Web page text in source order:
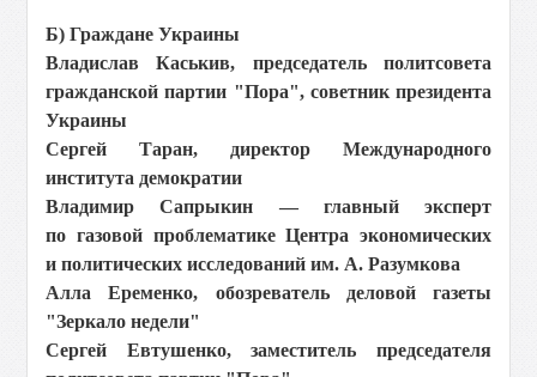
Б) Граждане Украины
Владислав Каськив, председатель политсовета
гражданской партии "Пора", советник президента
Украины
Сергей Таран, директор Международного
института демократии
Владимир Сапрыкин — главный эксперт
по газовой проблематике Центра экономических
и политических исследований им. А. Разумкова
Алла Еременко, обозреватель деловой газеты
"Зеркало недели"
Сергей Евтушенко, заместитель председателя